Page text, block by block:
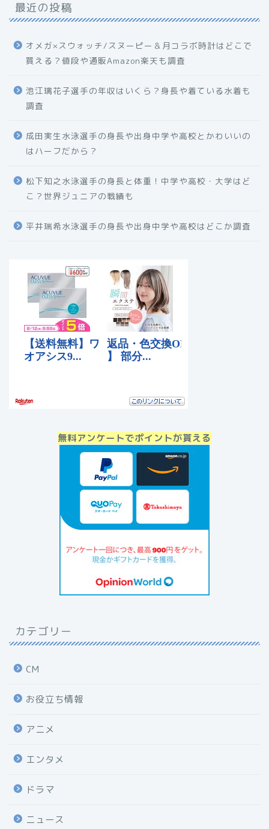
最近の投稿
オメガ×スウォッチ/スヌーピー＆月コラボ時計はどこで
買える？値段や通販Amazon楽天も調査
池江璃花子選手の年収はいくら？身長や着ている水着も
調査
成田実生水泳選手の身長や出身中学や高校とかわいいの
はハーフだから？
松下知之水泳選手の身長と体重！中学や高校・大学はど
こ？世界ジュニアの戦績も
平井瑞希水泳選手の身長や出身中学や高校はどこか調査
無料アンケートでポイントが貰える
カテゴリー
CM
お役立ち情報
アニメ
エンタメ
ドラマ
ニュース